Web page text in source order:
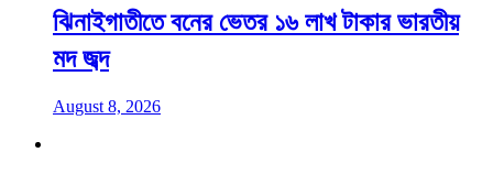
ঝিনাইগাতীতে বনের ভেতর ১৬ লাখ টাকার ভারতীয়
মদ জব্দ
August 8, 2026